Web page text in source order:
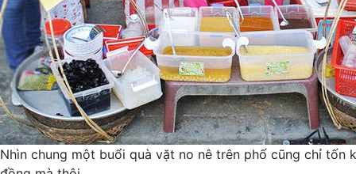
Nhìn chung một buổi quà vặt no nê trên phố cũng chỉ tốn